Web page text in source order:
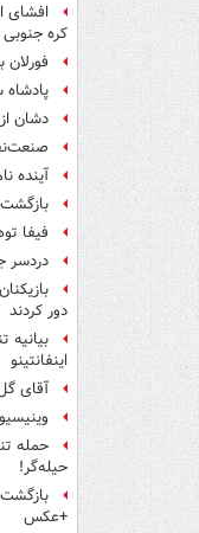
افشای
کره جنوبی
دشان
صنعت‌نفت
آینده
فیفا
دردسر
دور کردند
بیانیه
اینفانتینو
آقای
حمله
حیله‌گر!
+عکس